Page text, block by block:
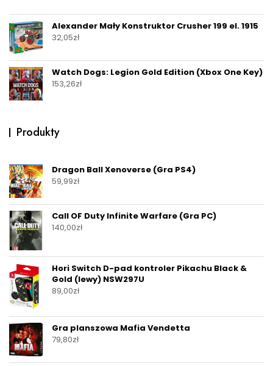
Alexander Mały Konstruktor Crusher 199 el. 1915
32,05zł
Watch Dogs: Legion Gold Edition (Xbox One Key)
153,26zł
Produkty
Dragon Ball Xenoverse (Gra PS4)
59,99zł
Call OF Duty Infinite Warfare (Gra PC)
140,00zł
Hori Switch D-pad kontroler Pikachu Black &
Gold (lewy) NSW297U
89,00zł
Gra planszowa Mafia Vendetta
79,80zł